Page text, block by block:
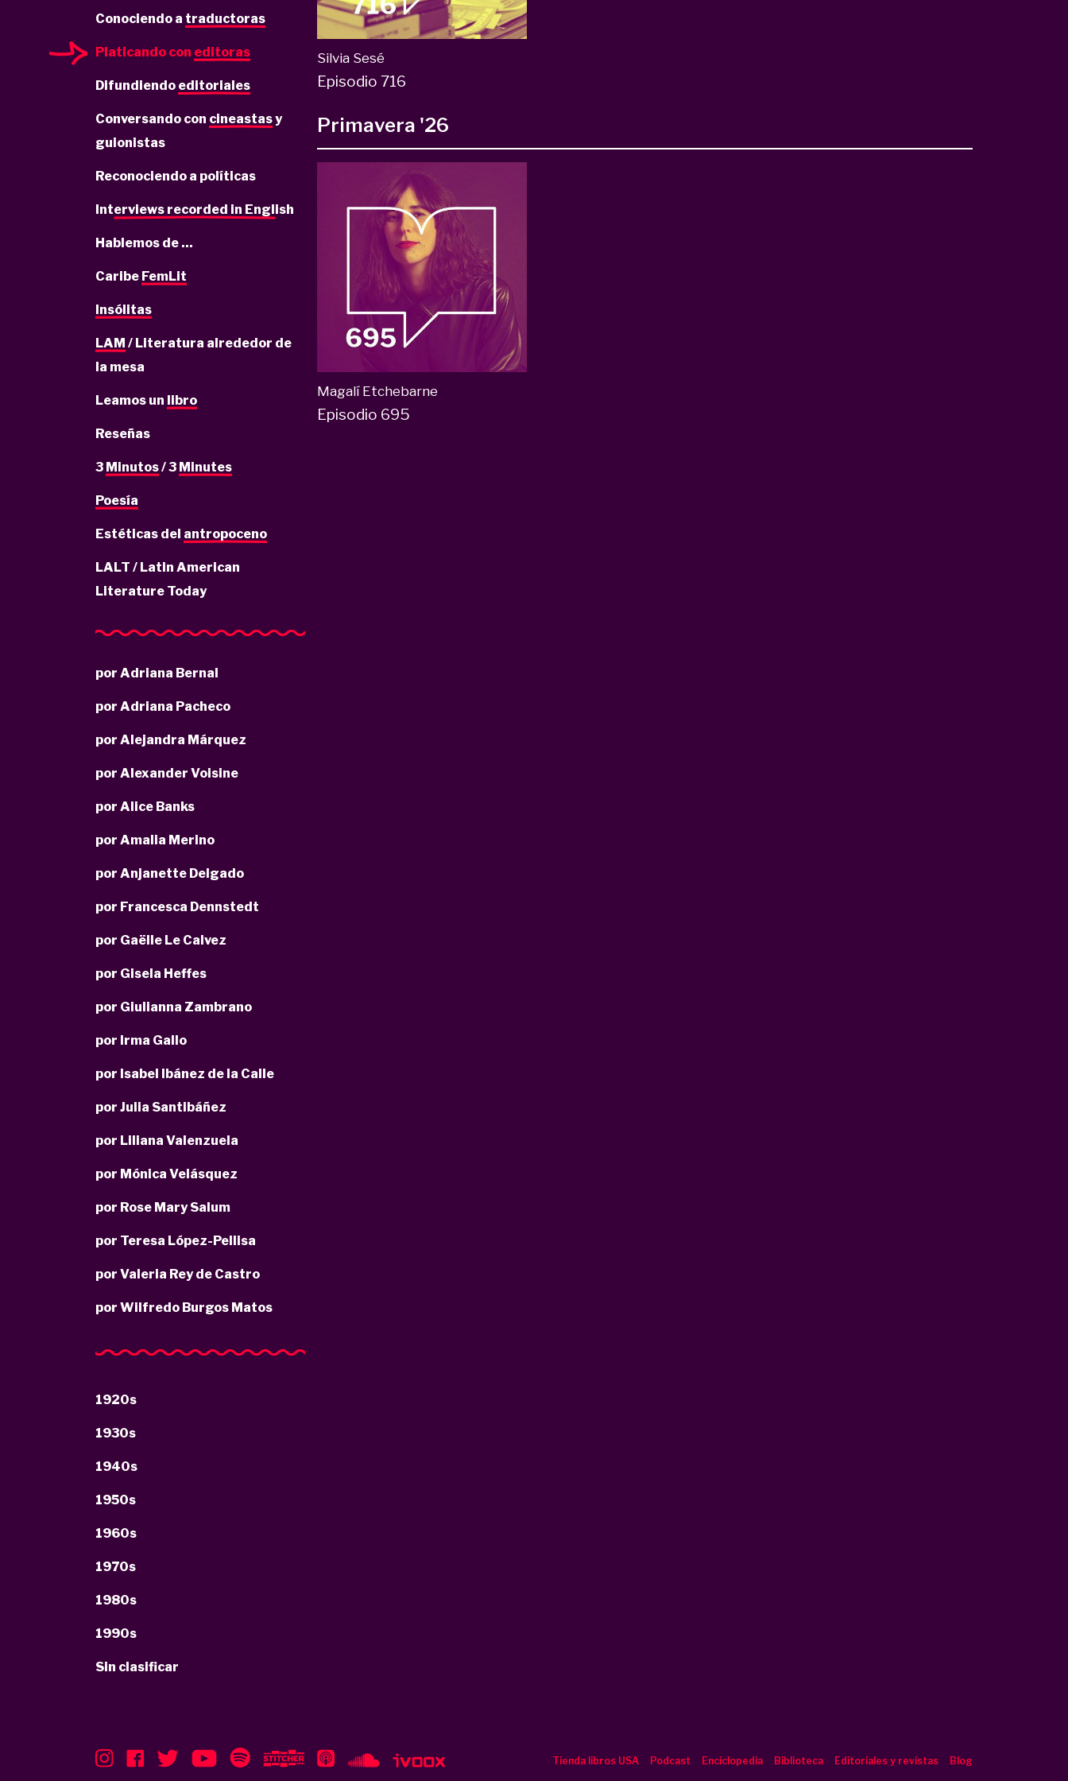
Conociendo a traductoras
Platicando con editoras
Difundiendo editoriales
Conversando con cineastasy
guionistas
Reconociendo a políticas
Interviews recorded in English
Hablemos de ...
Caribe FemLit
Insólitas
LAM / Literatura alrededor de
la mesa
Leamos un libro
Reseñas
3 Minutos/ 3 Minutes
Poesía
Estéticas del antropoceno
LALT / Latin American
Literature Today
por Adriana Bernal
por Adriana Pacheco
por Alejandra Márquez
por Alexander Voisine
por Alice Banks
por Amalia Merino
por Anjanette Delgado
por Francesca Dennstedt
por Gaëlle Le Calvez
por Gisela Heffes
por Giulianna Zambrano
por Irma Gallo
por Isabel Ibánez de la Calle
por Julia Santibáñez
por Liliana Valenzuela
por Mónica Velásquez
por Rose Mary Salum
por Teresa López-Pellisa
por Valeria Rey de Castro
por Wilfredo Burgos Matos
1920s
1930s
1940s
1950s
1960s
1970s
1980s
1990s
Sin clasificar
Silvia Sesé
Episodio 716
Primavera '26
Magalí Etchebarne
Episodio 695
Tienda libros USA Podcast Enciclopedia Biblioteca Editoriales y revistas Blog